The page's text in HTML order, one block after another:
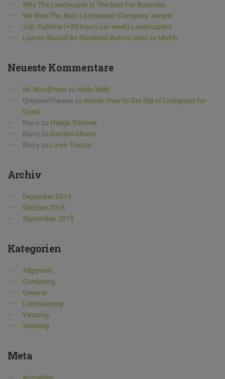
Why The Landscaper Is The Best For Business
We Won The ‚Best Landscaper Company‘ Award
Job: Fulltime (+50 hours per week) Landscapers
Leaves Should Be Shredded Before Used as Mulch
Neueste Kommentare
Mr WordPress zu Hallo Welt!
QreativeThemes zu Article: How to Get Rid of Crabgrass for
Good
Barry zu Hedge Trimmer
Barry zu Garden Gloves
Barry zu Lawn Tractor
Archiv
Dezember 2015
Oktober 2015
September 2015
Kategorien
Allgemein
Gardening
General
Landscaping
Vacancy
Weeding
Meta